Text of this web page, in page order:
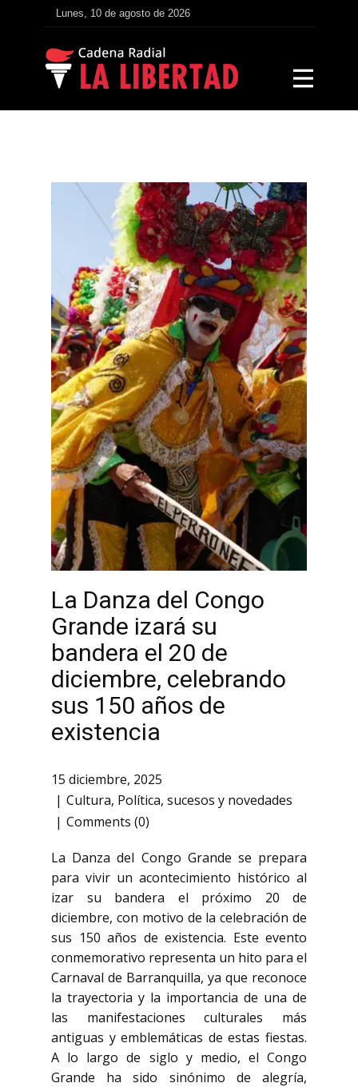
Lunes, 10 de agosto de 2026
La Danza del Congo
Grande izará su
bandera el 20 de
diciembre, celebrando
sus 150 años de
existencia
15 diciembre, 2025
Cultura, Política, sucesos y novedades
Comments (0)
La Danza del Congo Grande se prepara
para vivir un acontecimiento histórico al
izar su bandera el próximo 20 de
diciembre, con motivo de la celebración de
sus 150 años de existencia. Este evento
conmemorativo representa un hito para el
Carnaval de Barranquilla, ya que reconoce
la trayectoria y la importancia de una de
las manifestaciones culturales más
antiguas y emblemáticas de estas fiestas.
A lo largo de siglo y medio, el Congo
Grande ha sido sinónimo de alegría,